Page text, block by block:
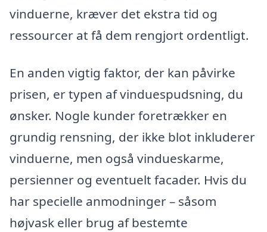
vinduerne, kræver det ekstra tid og
ressourcer at få dem rengjort ordentligt.
En anden vigtig faktor, der kan påvirke
prisen, er typen af vinduespudsning, du
ønsker. Nogle kunder foretrækker en
grundig rensning, der ikke blot inkluderer
vinduerne, men også vindueskarme,
persienner og eventuelt facader. Hvis du
har specielle anmodninger – såsom
højvask eller brug af bestemte